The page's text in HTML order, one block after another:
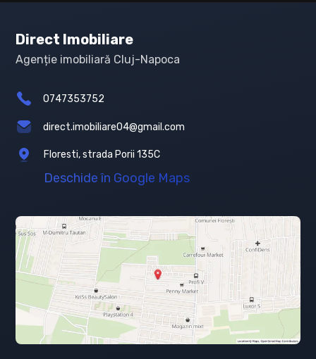
Direct Imobiliare
Agenție imobiliară Cluj-Napoca
0747353752
direct.imobiliare04@gmail.com
Floresti, strada Porii 135C
Deschide în Google Maps